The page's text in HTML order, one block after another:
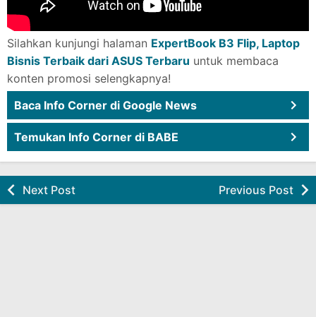
Silahkan kunjungi halaman ExpertBook B3 Flip, Laptop
Bisnis Terbaik dari ASUS Terbaru untuk membaca
konten promosi selengkapnya!
Baca Info Corner di Google News
Temukan Info Corner di BABE
Next Post Previous Post